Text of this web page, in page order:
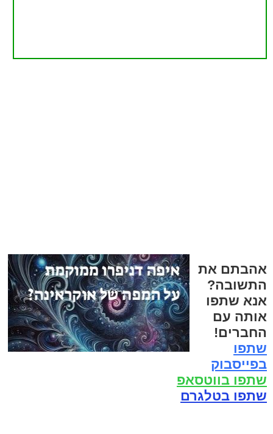
אהבתם את
התשובה?
אנא שתפו
אותה עם
החברים!
שתפו
בפייסבוק
שתפו בווטסאפ
שתפו בטלגרם